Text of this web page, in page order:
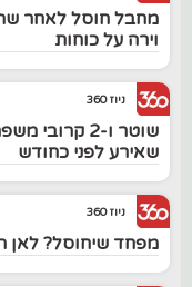
מחבל חוסל לאחר
וירה על כוחות
ניוז 360
שוטר ו-2
שאירע לפני כחודש
ניוז 360
מפחד שיחוסל? לאן